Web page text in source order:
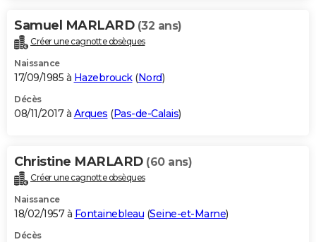
Samuel MARLARD (32 ans)
Créer une cagnotte obsèques
Naissance
17/09/1985 à Hazebrouck(Nord)
Décès
08/11/2017 à Arques (Pas-de-Calais)
Christine MARLARD (60 ans)
Créer une cagnotte obsèques
Naissance
18/02/1957 à Fontainebleau (Seine-et-Marne)
Décès